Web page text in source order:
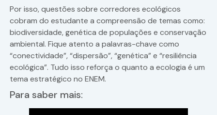
Por isso, questões sobre corredores ecológicos
cobram do estudante a compreensão de temas como:
biodiversidade, genética de populações e conservação
ambiental. Fique atento a palavras-chave como
“conectividade”, “dispersão”, “genética” e “resiliência
ecológica”. Tudo isso reforça o quanto a ecologia é um
tema estratégico no ENEM.
Para saber mais: